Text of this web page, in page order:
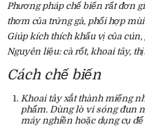
Phương pháp chế biến rất đơn
thơm của trứng gà, phối hợp
Giúp kích thích khẩu vị của
Nguyên liệu: cà rốt, khoai tây,
Cách chế biến
Khoai tây xắt thành miếng
phẩm. Dùng lò vi sóng đun
máy nghiền hoặc dụng cụ